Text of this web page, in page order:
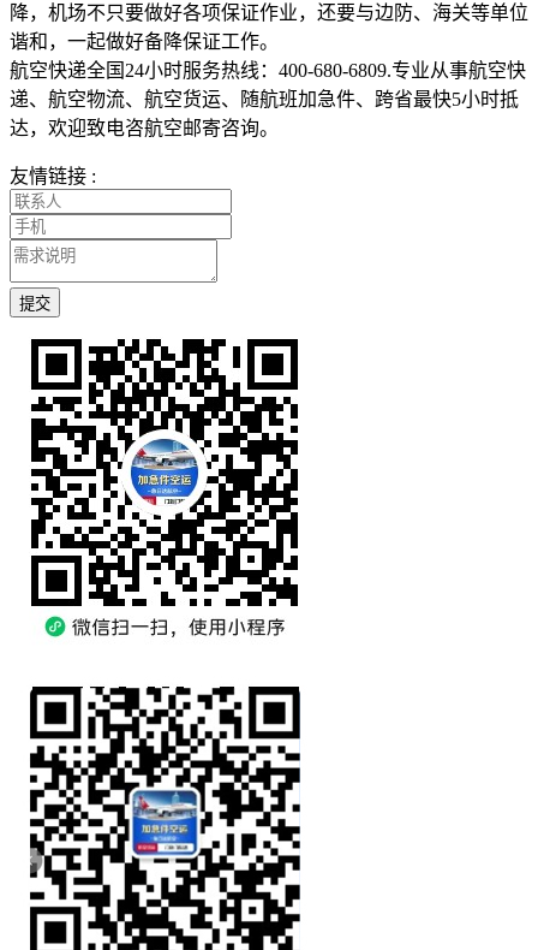
降，机场不只要做好各项保证作业，还要与边防、海关等单位
谐和，一起做好备降保证工作。
航空快递全国24小时服务热线：400-680-6809.专业从事航空快
递、航空物流、航空货运、随航班加急件、跨省最快5小时抵
达，欢迎致电咨航空邮寄咨询。
友情链接 :
提交